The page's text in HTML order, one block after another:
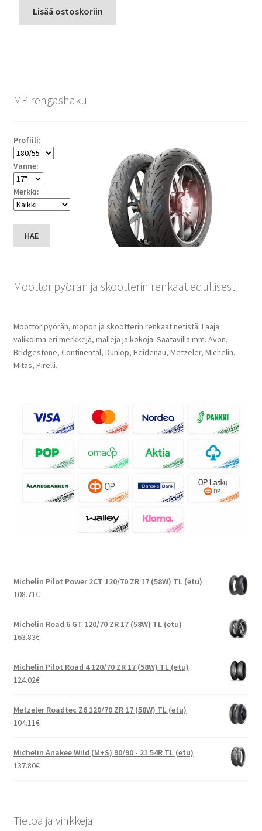
Lisää ostoskoriin
MP rengashaku
Profiili:
Vanne:
Merkki:
HAE
Moottoripyörän ja skootterin renkaat edullisesti
Moottoripyörän, mopon ja skootterin renkaat netistä. Laaja
valikoima eri merkkejä, malleja ja kokoja. Saatavilla mm. Avon,
Bridgestone, Continental, Dunlop, Heidenau, Metzeler, Michelin,
Mitas, Pirelli.
Michelin Pilot Power 2CT 120/70 ZR 17 (58W) TL (etu)
108.71€
Michelin Road 6 GT 120/70 ZR 17 (58W) TL (etu)
163.83€
Michelin Pilot Road 4 120/70 ZR 17 (58W) TL (etu)
124.02€
Metzeler Roadtec Z6 120/70 ZR 17 (58W) TL (etu)
104.11€
Michelin Anakee Wild (M+S) 90/90 - 21 54R TL (etu)
137.80€
Tietoa ja vinkkejä